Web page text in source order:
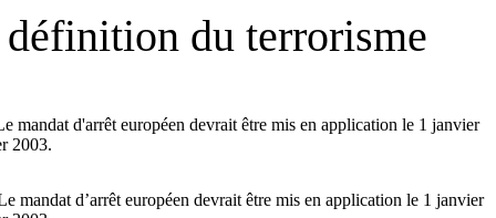
définition du terrorisme
mandat d'arrêt européen devrait être mis en application le 1 janvier
2003.
mandat d’arrêt européen devrait être mis en application le 1 janvier